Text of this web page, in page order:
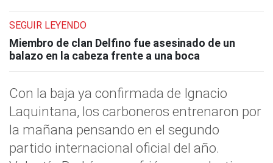
SEGUIR LEYENDO
Miembro de clan Delfino fue asesinado de un
balazo en la cabeza frente a una boca
Con la baja ya confirmada de Ignacio
Laquintana, los carboneros entrenaron por
la mañana pensando en el segundo
partido internacional oficial del año.